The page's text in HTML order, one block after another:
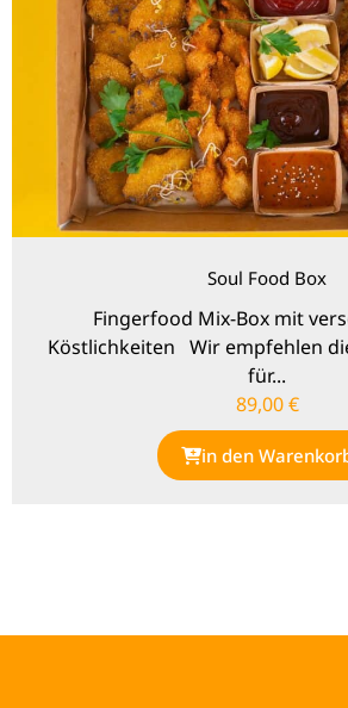
Soul Food Box
Fingerfood Mix-Box mit
Köstlichkeiten Wir empfehlen
für...
89,00€
in den